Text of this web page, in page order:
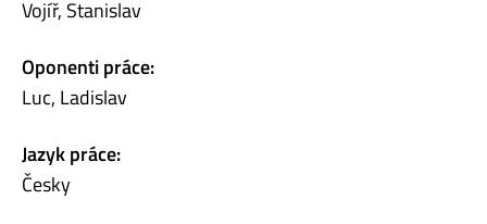
Vojíř, Stanislav
Oponenti práce:
Luc, Ladislav
Jazyk práce:
Česky